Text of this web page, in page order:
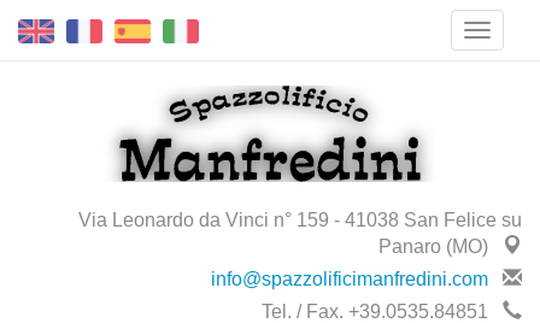
Via Leonardo da Vinci n° 159 - 41038 San Felice su
Panaro (MO)
info@spazzolificimanfredini.com
Tel. / Fax. +39.0535.84851